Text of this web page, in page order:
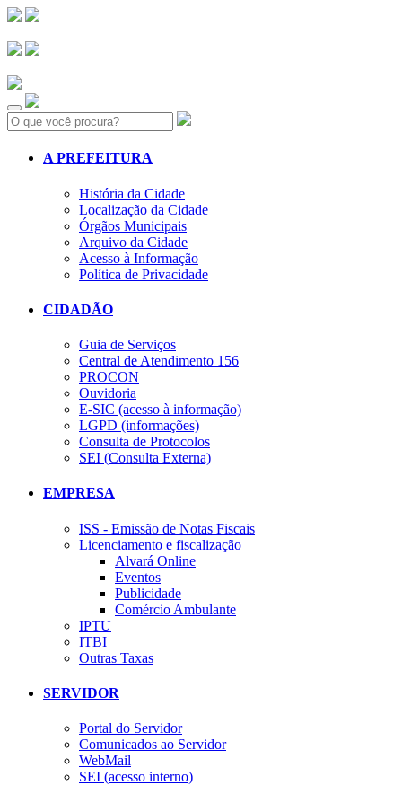
Search:
A PREFEITURA
História da Cidade
Localização da Cidade
Órgãos Municipais
Arquivo da Cidade
Acesso à Informação
Política de Privacidade
CIDADÃO
Guia de Serviços
Central de Atendimento 156
PROCON
Ouvidoria
E-SIC (acesso à informação)
LGPD (informações)
Consulta de Protocolos
SEI (Consulta Externa)
EMPRESA
ISS - Emissão de Notas Fiscais
Licenciamento e fiscalização
Alvará Online
Eventos
Publicidade
Comércio Ambulante
IPTU
ITBI
Outras Taxas
SERVIDOR
Portal do Servidor
Comunicados ao Servidor
WebMail
SEI (acesso interno)